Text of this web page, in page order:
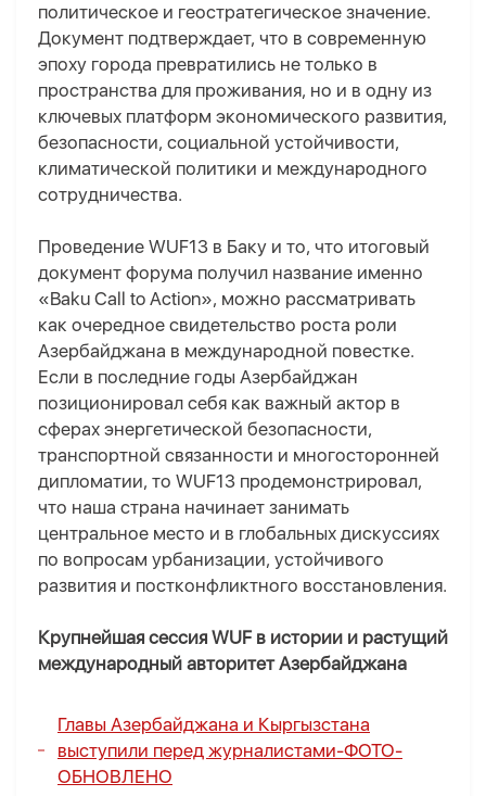
политическое и геостратегическое значение.
Документ подтверждает, что в современную
эпоху города превратились не только в
пространства для проживания, но и в одну из
ключевых платформ экономического развития,
безопасности, социальной устойчивости,
климатической политики и международного
сотрудничества.
Проведение WUF13 в Баку и то, что итоговый
документ форума получил название именно
«Baku Call to Action», можно рассматривать
как очередное свидетельство роста роли
Азербайджана в международной повестке.
Если в последние годы Азербайджан
позиционировал себя как важный актор в
сферах энергетической безопасности,
транспортной связанности и многосторонней
дипломатии, то WUF13 продемонстрировал,
что наша страна начинает занимать
центральное место и в глобальных дискуссиях
по вопросам урбанизации, устойчивого
развития и постконфликтного восстановления.
Крупнейшая сессия WUF в истории и растущий
международный авторитет Азербайджана
Главы Азербайджана и Кыргызстана
выступили перед журналистами-ФОТО-
ОБНОВЛЕНО